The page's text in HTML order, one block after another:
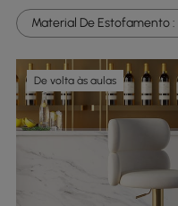
Material De Estofamento :
De volta às aulas